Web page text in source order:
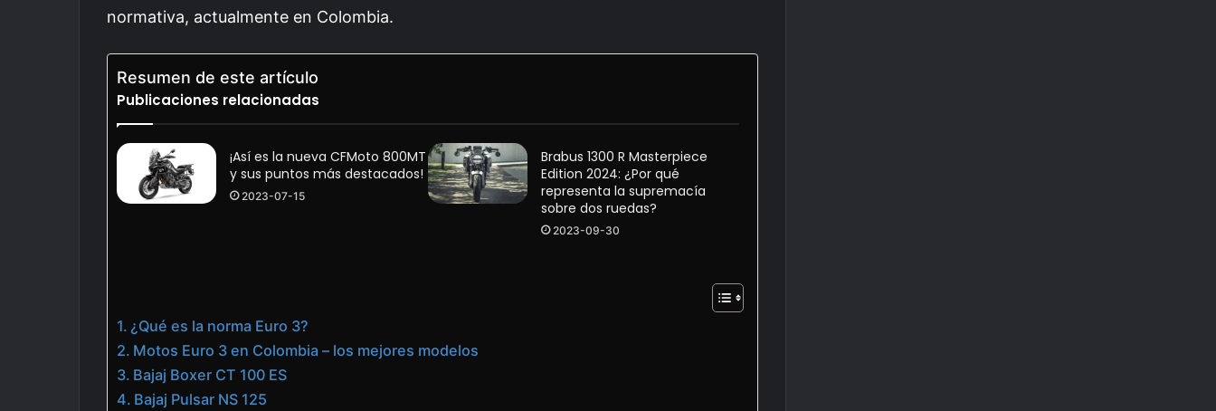
normativa, actualmente en Colombia.
Resumen de este artículo
Publicaciones relacionadas
¡Así es la nueva CFMoto 800MT
y sus puntos más destacados!
2023-07-15
Brabus 1300 R Masterpiece
Edition 2024: ¿Por qué
representa la supremacía
sobre dos ruedas?
2023-09-30
¿Qué es la norma Euro 3?
Motos Euro 3 en Colombia – los mejores modelos
Bajaj Boxer CT 100 ES
Bajaj Pulsar NS 125